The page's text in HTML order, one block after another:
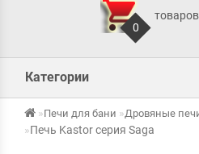
0
Категории
Печи для бани Дровяные
Печь Kastor серия Saga